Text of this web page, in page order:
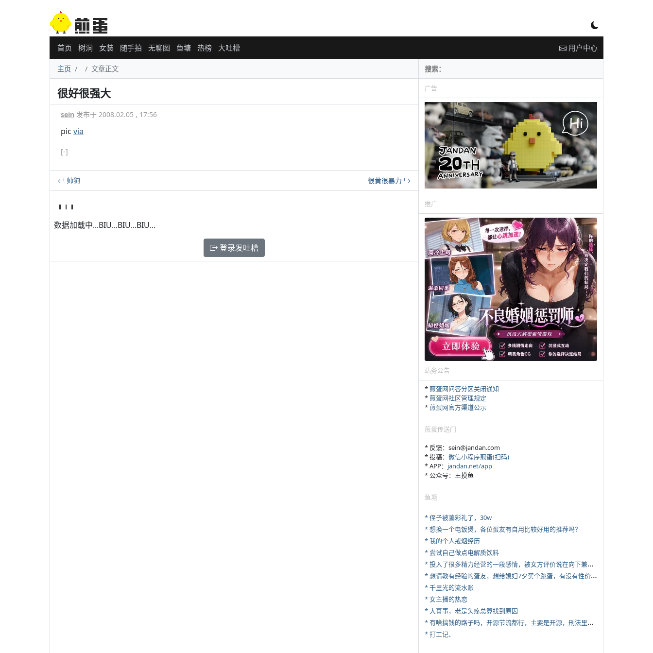
首页 树洞 女装 随手拍 无聊图 鱼塘 热榜 大吐槽 用户中心
主页 文章正文
很好很强大
sein 发布于 2008.02.05 , 17:56
pic via
[-]
帅狗 很黄很暴力
数据加载中...BIU...BIU...BIU...
登录发吐槽
广告
推广
站务公告
*煎蛋网问答分区关闭通知
*煎蛋网社区管理规定
*煎蛋网官方渠道公示
煎蛋传送门
* 反馈：sein@jandan.com
* 投稿： 微信小程序煎蛋(扫码)
* APP： jandan.net/app
* 公众号：王摸鱼
鱼塘
* 侄子被骗彩礼了，30w
* 想换一个电饭煲，各位蛋友有自用比较好用的推荐吗？
* 我的个人戒烟经历
* 尝试自己做点电解质饮料
*
投入了很多精力经营的一段感情，被女方评价说在向下兼容我，感觉有点破防
*
想请教有经验的蛋友，想给媳妇7夕买个跳蛋，有没有性价比高的推荐
* 千里光的流水账
* 女主播的热恋
* 大喜事，老是头疼总算找到原因
*
有啥搞钱的路子吗，开源节流都行，主要是开源，刑法里的咱不做
* 打工记、